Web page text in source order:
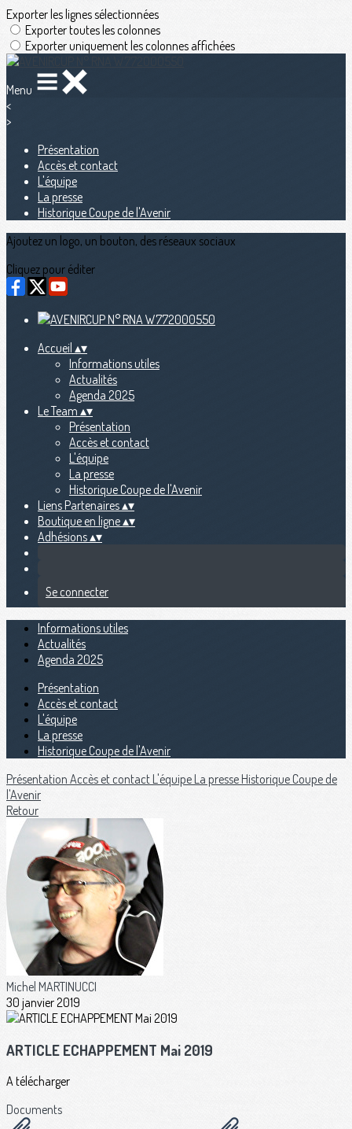
Exporter les lignes sélectionnées
Exporter toutes les colonnes
Exporter uniquement les colonnes affichées
Menu
<
>
Présentation
Accès et contact
L'équipe
La presse
Historique Coupe de l'Avenir
Ajoutez un logo, un bouton, des réseaux sociaux
Cliquez pour éditer
Accueil ▴▾
Informations utiles
Actualités
Agenda 2025
Le Team ▴▾
Présentation
Accès et contact
L'équipe
La presse
Historique Coupe de l'Avenir
Liens Partenaires▴▾
Boutique en ligne▴▾
Adhésions▴▾
Se connecter
Informations utiles
Actualités
Agenda 2025
Présentation
Accès et contact
L'équipe
La presse
Historique Coupe de l'Avenir
Présentation Accès et contactL'équipeLa presseHistorique Coupe de
l'Avenir
Retour
Michel MARTINUCCI
30 janvier 2019
ARTICLE ECHAPPEMENT Mai 2019
A télécharger
Documents